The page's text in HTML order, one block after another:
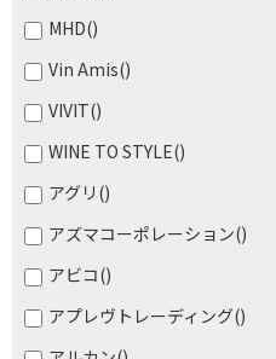
MHD()
Vin Amis()
VIVIT()
WINE TO STYLE()
アグリ ()
アズマコーポレーション()
アビコ()
アプレヴトレーディング()